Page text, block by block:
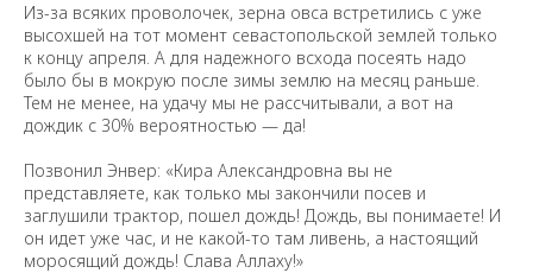
Из-за всяких проволочек, зерна овса встретились с уже
высохшей на тот момент севастопольской землей только
к концу апреля. А для надежного всхода посеять надо
было бы в мокрую после зимы землю на месяц раньше.
Тем не менее, на удачу мы не рассчитывали, а вот на
дождик с 30% вероятностью — да!
Позвонил Энвер: «Кира Александровна вы не
представляете, как только мы закончили посев и
заглушили трактор, пошел дождь! Дождь, вы понимаете! И
он идет уже час, и не какой-то там ливень, а настоящий
моросящий дождь! Слава Аллаху!»